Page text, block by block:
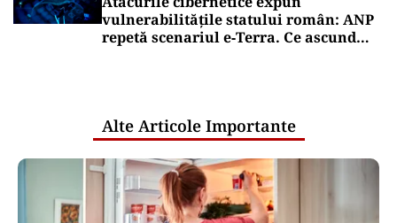
vulnerabilitățile statului român: ANP
repetă scenariul e‑Terra. Ce ascund
Alte Articole Importante